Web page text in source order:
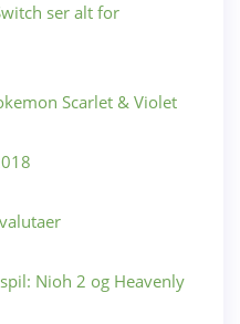
ser alt for
Scarlet & Violet
Nioh 2 og Heavenly